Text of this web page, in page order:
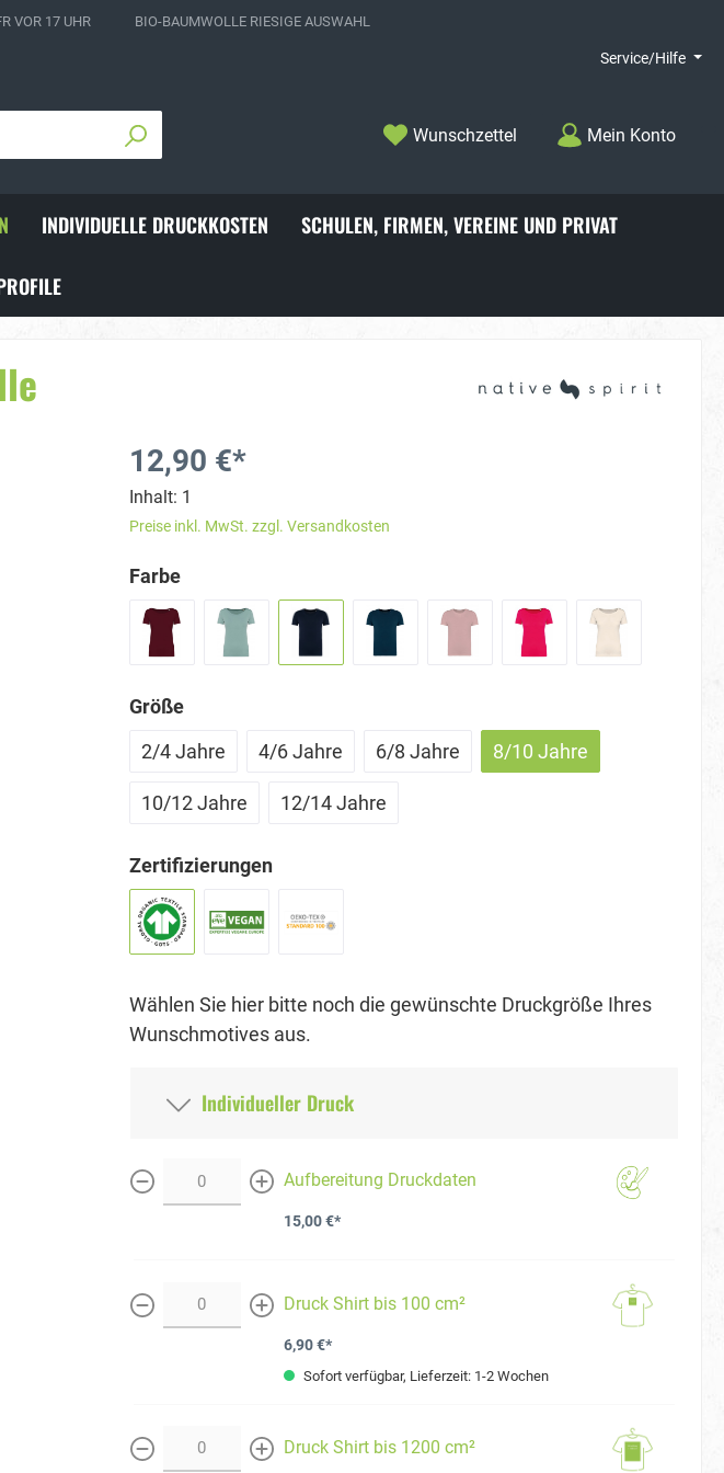
VOR 17 UHR BIO-BAUMWOLLE RIESIGE AUSWAHL
Service/Hilfe
Wunschzettel Mein Konto
INDIVIDUELLE DRUCKKOSTEN SCHULEN, FIRMEN, VEREINE UND PRIVAT
12,90 €*
Inhalt: 1
Preise inkl. MwSt. zzgl. Versandkosten
Farbe
Größe
2/4 Jahre
4/6 Jahre 6/8 Jahre 8/10 Jahre
10/12 Jahre 12/14 Jahre
Zertifizierungen
Wählen Sie hier bitte noch die gewünschte Druckgröße Ihres
Wunschmotives aus.
Individueller Druck
weniger mehr
Aufbereitung Druckdaten
15,00 €*
weniger mehr
Druck Shirt bis 100 cm²
6,90 €*
Sofort verfügbar, Lieferzeit: 1-2 Wochen
weniger mehr
Druck Shirt bis 1200 cm²